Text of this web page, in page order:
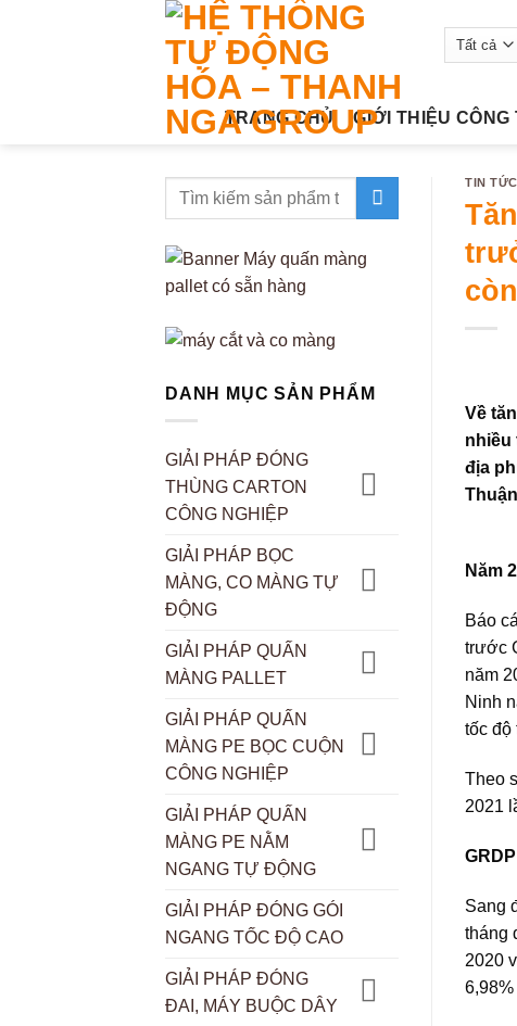
TRANG CHỦ GIỚI THIỆU CÔNG
DANH MỤC SẢN PHẨM
GIẢI PHÁP ĐÓNG
THÙNG CARTON
CÔNG NGHIỆP
GIẢI PHÁP BỌC
MÀNG, CO MÀNG TỰ
ĐỘNG
GIẢI PHÁP QUẤN
MÀNG PALLET
GIẢI PHÁP QUẤN
MÀNG PE BỌC CUỘN
CÔNG NGHIỆP
GIẢI PHÁP QUẤN
MÀNG PE NẰM
NGANG TỰ ĐỘNG
GIẢI PHÁP ĐÓNG GÓI
NGANG TỐC ĐỘ CAO
GIẢI PHÁP ĐÓNG
ĐAI, MÁY BUỘC DÂY
TIN
Về
nhiều
địa
Năm
Báo
trước
năm
Ninh
tốc độ
Theo
2021
Sang
tháng
2020